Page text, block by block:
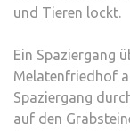
und Tieren lockt.
Ein Spaziergang
Melatenfriedhof
Spaziergang
auf den